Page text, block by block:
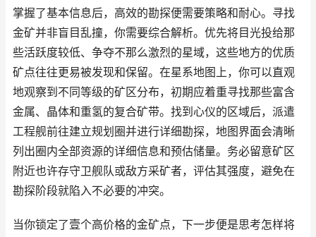
掌握了基本信息后，高效的勘探便需要策略和耐心。寻找
金矿并非盲目乱撞，你需要综合解析。优先将目光投给那
些活跃度较低、争夺不那么激烈的星域，这些地方的优质
矿点往往更易被发现和保留。在星系地图上，你可以直观
地观察到不同等级的矿区分布，初期应着重寻找那些富含
金属、晶体和重氢的复合矿带。找到心仪的区域后，派遣
工程舰前往建立规划圈并进行详细勘探，地图界面会清晰
列出圈内全部资源的详细信息和预估储量。务必留意矿区
附近也许存守卫舰队或敌方采矿者，评估其强度，避免在
勘探阶段就陷入不必要的冲突。
当你锁定了壹个高价格的金矿点，下一步便是思考怎样将